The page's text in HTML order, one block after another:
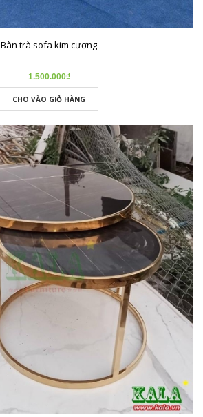
Bàn trà sofa kim cương
1.500.000₫
CHO VÀO GIỎ HÀNG